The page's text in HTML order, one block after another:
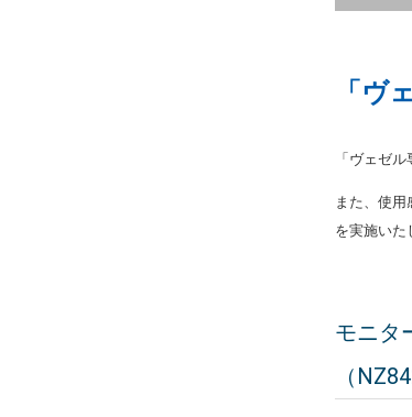
「ヴ
「ヴェゼ
また、使
を実施いた
モニタ
（